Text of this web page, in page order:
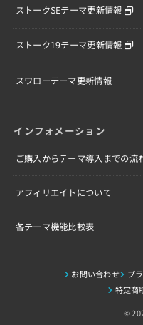
ストークSEテーマ更新情報
ストーク19テーマ更新情報
スワローテーマ更新情報
インフォメーション
ご購入からテーマ導入までの流
アフィリエイトについて
各テーマ機能比較表
お問い合わせ プ
特定商
©